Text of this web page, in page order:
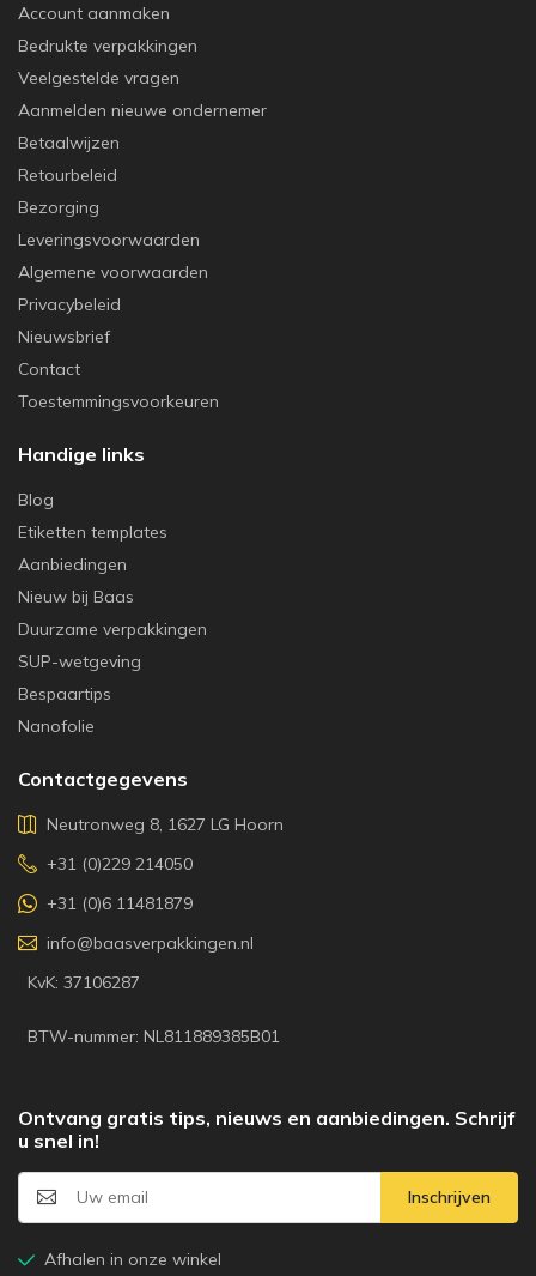
Account aanmaken
Bedrukte verpakkingen
Veelgestelde vragen
Aanmelden nieuwe ondernemer
Betaalwijzen
Retourbeleid
Bezorging
Leveringsvoorwaarden
Algemene voorwaarden
Privacybeleid
Nieuwsbrief
Contact
Toestemmingsvoorkeuren
Handige links
Blog
Etiketten templates
Aanbiedingen
Nieuw bij Baas
Duurzame verpakkingen
SUP-wetgeving
Bespaartips
Nanofolie
Contactgegevens
Neutronweg 8, 1627 LG Hoorn
+31 (0)229 214050
+31 (0)6 11481879
info@baasverpakkingen.nl
KvK: 37106287
BTW-nummer: NL811889385B01
Ontvang gratis tips, nieuws en aanbiedingen. Schrijf
u snel in!
Inschrijven
Afhalen in onze winkel